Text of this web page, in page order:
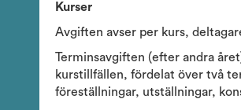
Kurser
Avgiften avser per kurs,
Terminsavgiften (efter andra
kurstillfällen, fördelat över två
föreställningar, utställningar,